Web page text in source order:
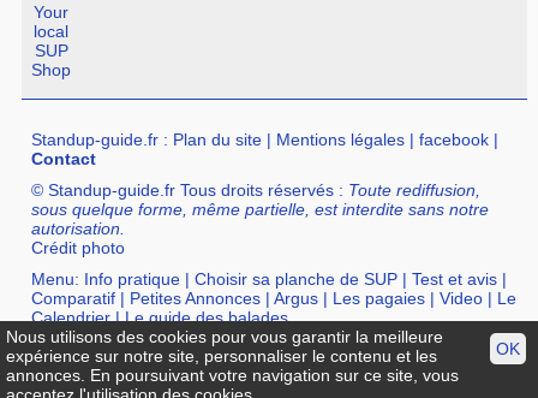
Your
local
SUP
Shop
Standup-guide.fr : Plan du site | Mentions légales |facebook |
Contact
© Standup-guide.fr Tous droits réservés : Toute rediffusion,
sous quelque forme, même partielle, est interdite sans notre
autorisation.
Crédit photo
Menu: Info pratique |Choisir sa planche de SUP |Test et avis |
Comparatif | Petites Annonces |Argus | Les pagaies |Video | Le
Calendrier|Le guide des balades
Annuaire : SurfShop et Magasins pour acheter un SUP
Points
Location de SUP|Ecole de SUP
OK
Nous utilisons des cookies pour vous garantir la meilleure
expérience sur notre site, personnaliser le contenu et les
annonces. En poursuivant votre navigation sur ce site, vous